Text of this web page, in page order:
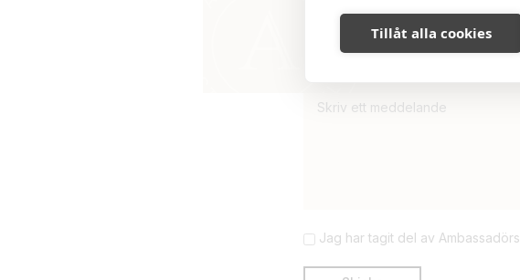
Tillåt alla cookies
Jag har tagit del av Ambassadörs